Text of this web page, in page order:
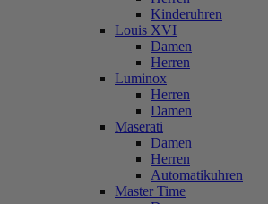
Kinderuhren
Louis XVI
Damen
Herren
Luminox
Herren
Damen
Maserati
Damen
Herren
Automatikuhren
Master Time